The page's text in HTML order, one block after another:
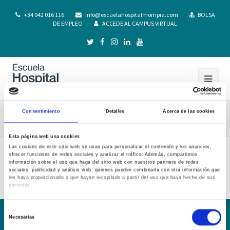
Consentimiento Detalles Acerca de las cookies
Esta página web usa cookies
Las cookies de este sitio web se usan para personalizar el contenido y los anuncios,
ofrecer funciones de redes sociales y analizar el tráfico. Además, compartimos
información sobre el uso que haga del sitio web con nuestros partners de redes
sociales, publicidad y análisis web, quienes pueden combinarla con otra información que
les haya proporcionado o que hayan recopilado a partir del uso que haya hecho de sus
servicios.
Necesarias
+34 942 016 116 info@escuelahospitalmompia.com
BOLSA
DE EMPLEO
ACCEDE AL CAMPUS VIRTUAL
Guia Docente Anatomia Humana 20-21
Guia Docente Anatomia Humana 20-21